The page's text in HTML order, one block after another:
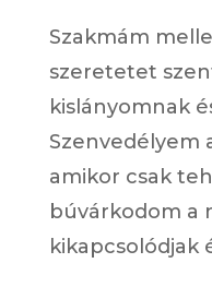
Szakmám
szeretetet
kislányomnak
Szenvedélyem
amikor csak
búvárkodom a
kikapcsolódjak